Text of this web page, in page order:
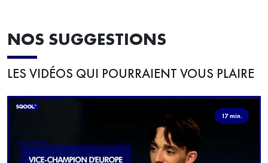
NOS SUGGESTIONS
LES VIDÉOS QUI POURRAIENT VOUS PLAIRE
17 min.